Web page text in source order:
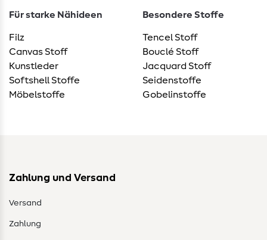
Für starke Nähideen
Filz
Canvas Stoff
Kunstleder
Softshell Stoffe
Möbelstoffe
Besondere Stoffe
Tencel Stoff
Bouclé Stoff
Jacquard Stoff
Seidenstoffe
Gobelinstoffe
Zahlung und Versand
Versand
Zahlung